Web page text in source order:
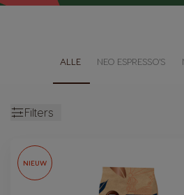
ALLE NEO ESPRESSO'S
Filters
NIEUW